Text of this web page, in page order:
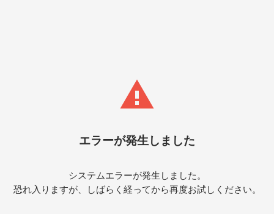
エラーが発生しました
システムエラーが発生しました。
恐れ入りますが、しばらく経ってから再度お試しください。